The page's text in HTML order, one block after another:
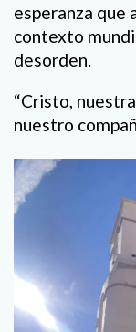
esperanza que
contexto
desorden.
“Cristo,
nuestro